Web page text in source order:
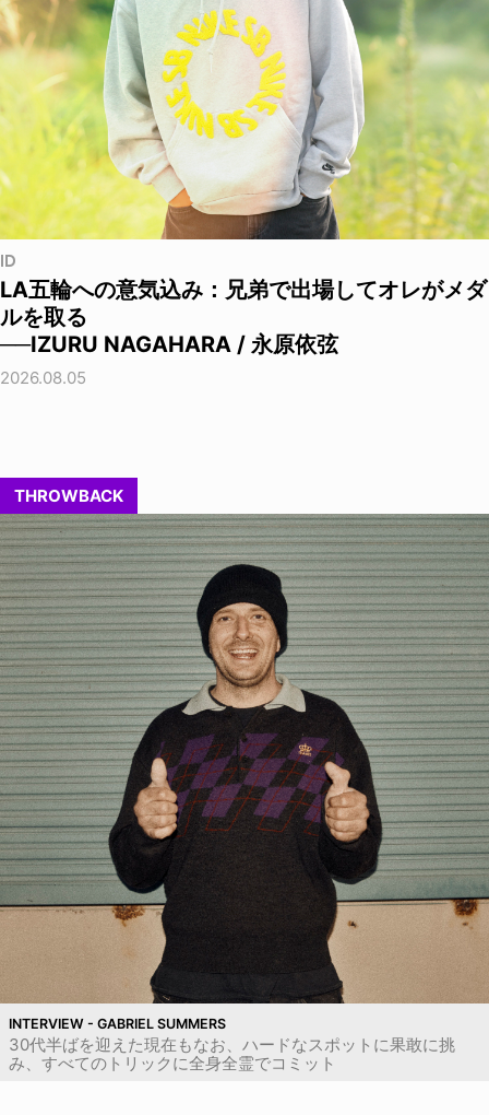
ID
LA五輪への意気込み：兄弟で出場してオレがメダ
ルを取る
──IZURU NAGAHARA / 永原依弦
2026.08.05
THROWBACK
INTERVIEW - GABRIEL SUMMERS
30代半ばを迎えた現在もなお、ハードなスポットに果敢に挑
み、すべてのトリックに全身全霊でコミット